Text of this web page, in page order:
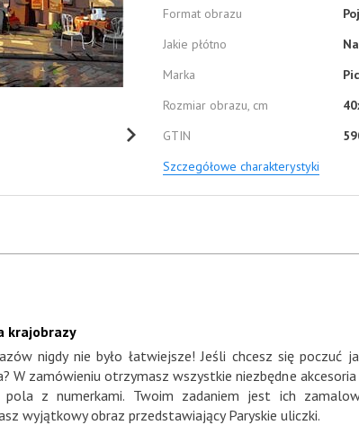
Format obrazu
Jakie płótno
Marka
Rozmiar obrazu, cm
GTIN
Szczegółowe charakterystyki
krajobrazy
nigdy nie było łatwiejsze! Jeśli chcesz się
W zamówieniu otrzymasz wszystkie niezbędne
z numerkami. Twoim zadaniem jest ich
wyjątkowy obraz przedstawiający Paryskie uliczki.